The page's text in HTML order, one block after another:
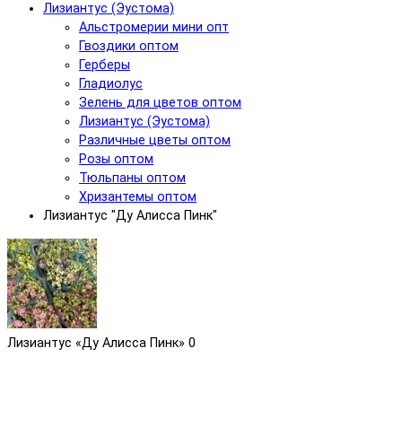
Лизиантус (Эустома)
Альстромерии мини опт
Гвоздики оптом
Герберы
Гладиолус
Зелень для цветов оптом
Лизиантус (Эустома)
Различные цветы оптом
Розы оптом
Тюльпаны оптом
Хризантемы оптом
Лизиантус "Ду Алисса Пинк"
Лизиантус «Ду Алисса Пинк» 0